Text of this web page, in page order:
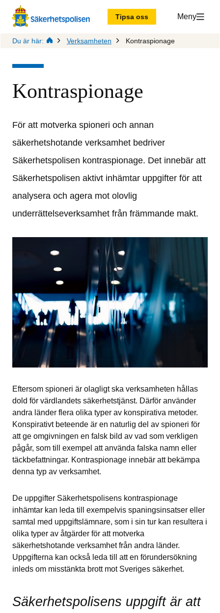
Tipsa oss Meny
Du är här: Verksamheten Kontraspionage
Kontraspionage
För att motverka spioneri och annan
säkerhetshotande verksamhet bedriver
Säkerhetspolisen kontraspionage. Det innebär att
Säkerhetspolisen aktivt inhämtar uppgifter för att
analysera och agera mot olovlig
underrättelseverksamhet från främmande makt.
Eftersom spioneri är olagligt ska verksamheten hållas
dold för värdlandets säkerhetstjänst. Därför använder
andra länder flera olika typer av konspirativa metoder.
Konspirativt beteende är en naturlig del av spioneri för
att ge omgivningen en falsk bild av vad som verkligen
pågår, som till exempel att använda falska namn eller
täckbefattningar. Kontraspionage innebär att bekämpa
denna typ av verksamhet.
De uppgifter Säkerhetspolisens kontraspionage
inhämtar kan leda till exempelvis spaningsinsatser eller
samtal med uppgiftslämnare, som i sin tur kan resultera i
olika typer av åtgärder för att motverka
säkerhetshotande verksamhet från andra länder.
Uppgifterna kan också leda till att en förundersökning
inleds om misstänkta brott mot Sveriges säkerhet.
Säkerhetspolisens uppgift är att